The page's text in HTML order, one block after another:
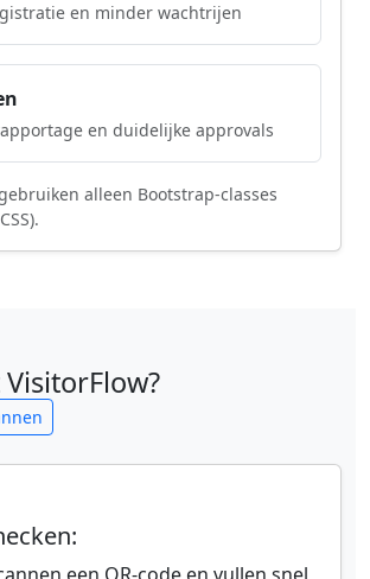
en minder wachtrijen
en duidelijke approvals
alleen Bootstrap-classes